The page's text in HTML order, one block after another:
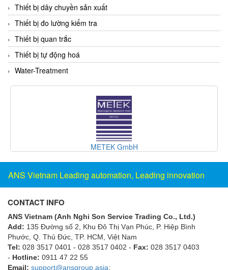
Earthtech
Eaton
EBMPAPST
ECKERLE
Ecom-EX
ECONEX
Ekstrom-Carlson
Elands Cable Vietnam
Electro Industries
Electronic Design System S.R.L Vietnam
Electronics Inc. Viet Nam
Thiết bị dây chuyền sản xuất
Thiết bị đo lường kiểm tra
Thiết bị quan trắc
Thiết bị tự động hoá
Water-Treatment
METEK GmbH
ANS Vietnam Leading automation, Leading innovation
CONTACT INFO
ANS Vietnam (Anh Nghi Son Service Trading Co., Ltd.)
Add: 135 Đường số 2, Khu Đô Thị Vạn Phúc, P. Hiệp Bình
Phước, Q. Thủ Đức, TP. HCM , Việt Nam
Tel: 028 3517 0401 - 028 3517 0402 - Fax: 028 3517 0403
- Hotline: 0911 47 22 55
Email: support@ansgroup.asia;